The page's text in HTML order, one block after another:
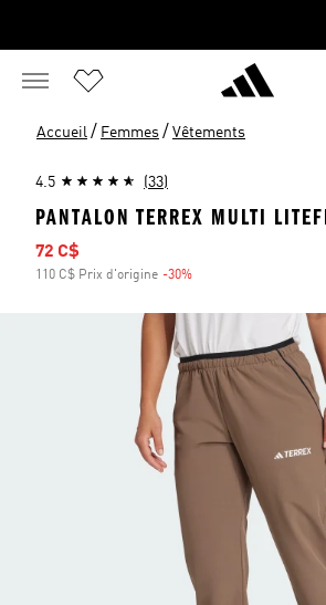
Accueil / Femmes / Vêtements
4.5 (33)
PANTALON TERREX MULTI
Prix soldé
72 C$
110 C$ Prix d'origine -30%